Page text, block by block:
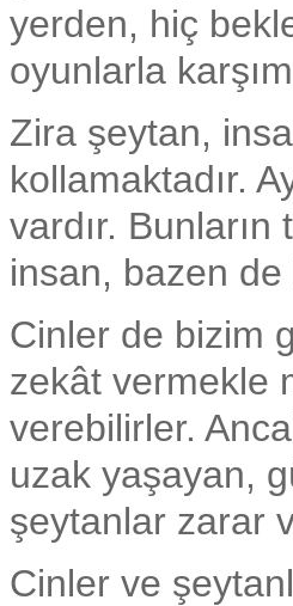
yerden, hiç
oyunlarla
Zira şeytan,
kollamaktadır.
vardır.
insan, bazen
Cinler de bizim
zekât vermekle
verebilirler.
uzak yaşayan,
şeytanlar zarar
Cinler ve